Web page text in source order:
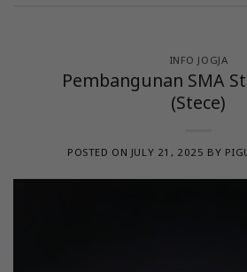
INFO JOGJA
Pembangunan SMA
(Stece)
POSTED ON JULY 21, 2025 BY